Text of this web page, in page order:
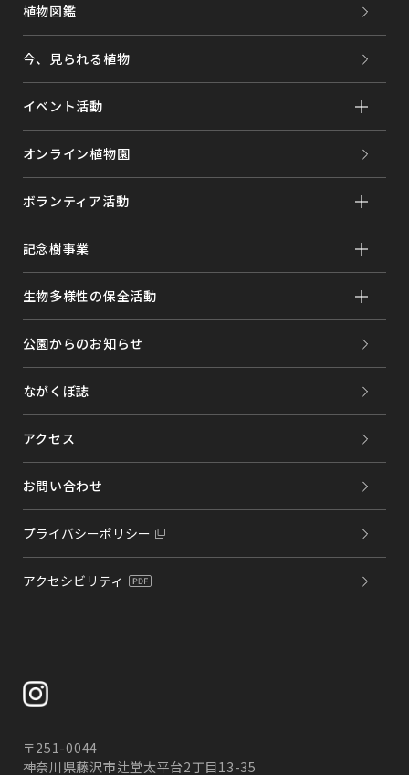
植物図鑑
今、見られる植物
イベント活動
オンライン植物園
ボランティア活動
記念樹事業
生物多様性の保全活動
公園からのお知らせ
ながくぼ誌
アクセス
お問い合わせ
プライバシーポリシー
アクセシビリティ
〒251-0044
神奈川県藤沢市辻堂太平台2丁目13-35